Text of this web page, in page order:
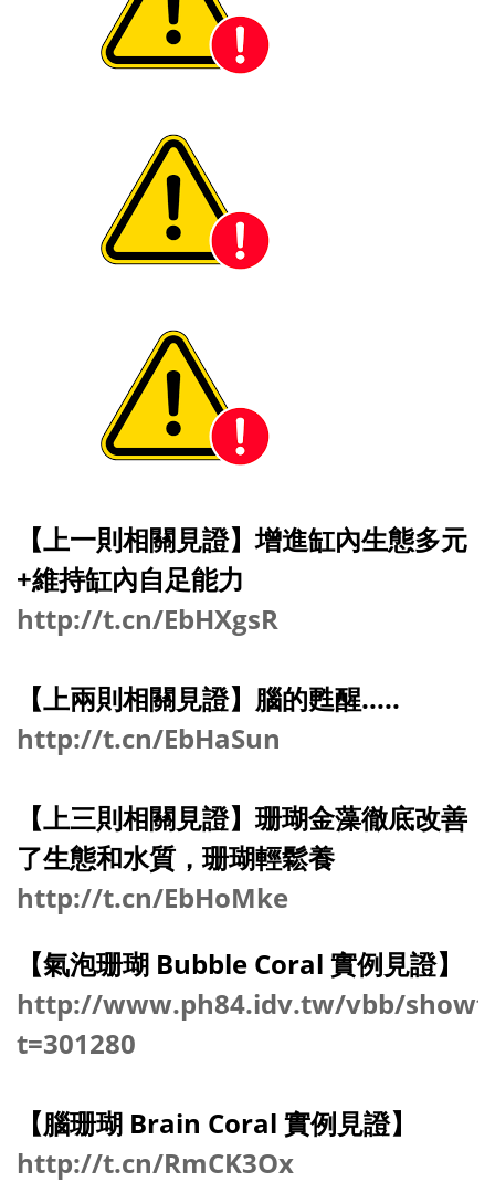
【上一則相關見證】增進缸內生態多元
+維持缸內自足能力
http://t.cn/EbHXgsR
【上兩則相關見證】腦的甦醒.....
http://t.cn/EbHaSun
【上三則相關見證】珊瑚金藻徹底改善
了生態和水質，珊瑚輕鬆養
http://t.cn/EbHoMke
【氣泡珊瑚 Bubble Coral 實例見證】
http://www.ph84.idv.tw/vbb/
t=301280
【腦珊瑚 Brain Coral 實例見證】
http://t.cn/RmCK3Ox